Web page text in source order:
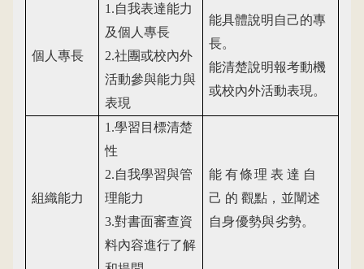
個人專長
1.自我表達能力
及個人專長
2.社團或校內外
活動參與能力與
表現
能具體說明自己的專
長。
能清楚說明報考動機
或校內外活動表現。
組織能力
1.學習目標清楚
性
2.自我學習與管
理能力
3.對書面審查資
料內容進行了解
能 有條理 表 達 自
己 的 觀點，並闡述
自身優勢與劣勢。